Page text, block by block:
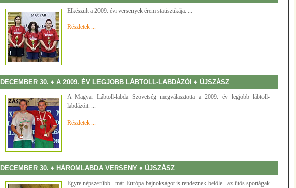
Elkészült a 2009. évi versenyek érem statisztikája. ...
Részletek ...
DECEMBER 30. ♦ A 2009. ÉV LEGJOBB LÁBTOLL-LABDÁZÓI ♦ ÚJSZÁSZ
A Magyar Lábtoll-labda Szövetség megválasztotta a 2009. év legjobb lábtoll-
labdázóit. ...
Részletek ...
DECEMBER 30. ♦ HÁROMLABDA VERSENY ♦ ÚJSZÁSZ
Egyre népszerûbb - már Európa-bajnokságot is rendeznek belõle - az ütõs sportágak